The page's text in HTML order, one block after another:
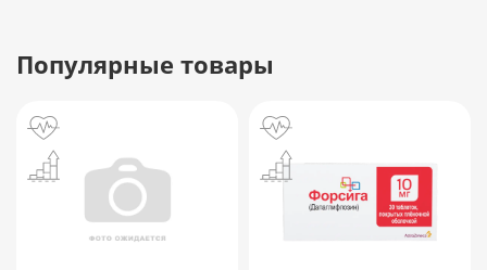
Популярные товары